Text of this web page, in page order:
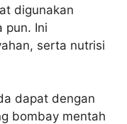
digunakan
pun. Ini
serta nutrisi
dapat dengan
bombay mentah